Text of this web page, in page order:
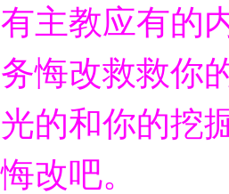
有主教应有的
务悔改救救你
光的和你的挖
悔改吧。